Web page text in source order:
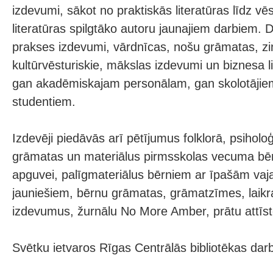
izdevumi, sākot no praktiskās literatūras līdz
literatūras spilgtāko autoru jaunajiem darbiem.
prakses izdevumi, vārdnīcas, nošu grāmatas,
kultūrvēsturiskie, mākslas izdevumi un biznesa
gan akadēmiskajam personālam, gan
studentiem.
Izdevēji piedāvās arī pētījumus folklorā,
grāmatas un materiālus pirmsskolas vecuma
apguvei, palīgmateriālus bērniem ar īpašām
jauniešiem, bērnu grāmatas, grāmatzīmes,
izdevumus, žurnālu No More Amber, prātu
Svētku ietvaros Rīgas Centrālās bibliotēkas